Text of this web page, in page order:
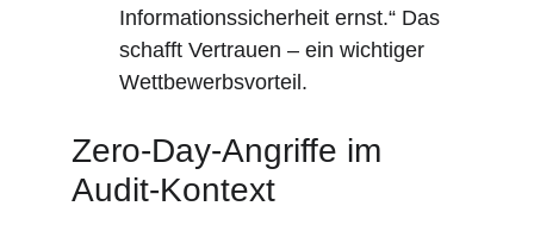
Informationssicherheit ernst.“ Das
schafft Vertrauen – ein wichtiger
Wettbewerbsvorteil.
Zero-Day-Angriffe im
Audit-Kontext